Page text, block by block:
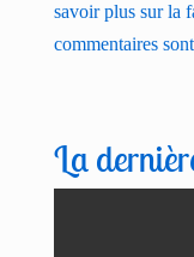
savoir plus sur la
commentaires
La